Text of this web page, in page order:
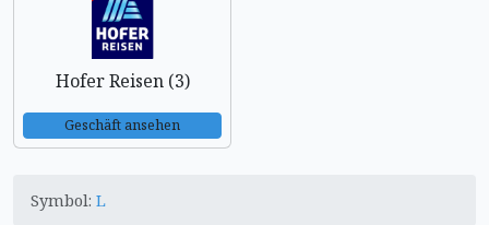
Hofer Reisen (3)
Geschäft ansehen
Symbol: L